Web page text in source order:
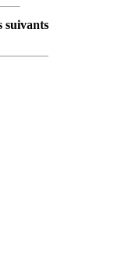
suivants